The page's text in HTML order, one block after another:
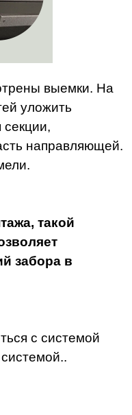
выемки. На
уложить
направляющей.
такой
забора в
с системой